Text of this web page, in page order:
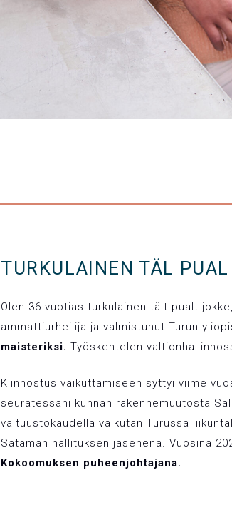
TURKULAINEN TÄL
Olen 36-vuotias turkulainen tält pualt
ammattiurheilija ja valmistunut Turun
maisteriksi. Työskentelen
Kiinnostus vaikuttamiseen syttyi viime
seuratessani kunnan rakennemuutosta
valtuustokaudella vaikutan Turussa
Sataman hallituksen jäsenenä. Vuosina
Kokoomuksen puheenjohtajana.